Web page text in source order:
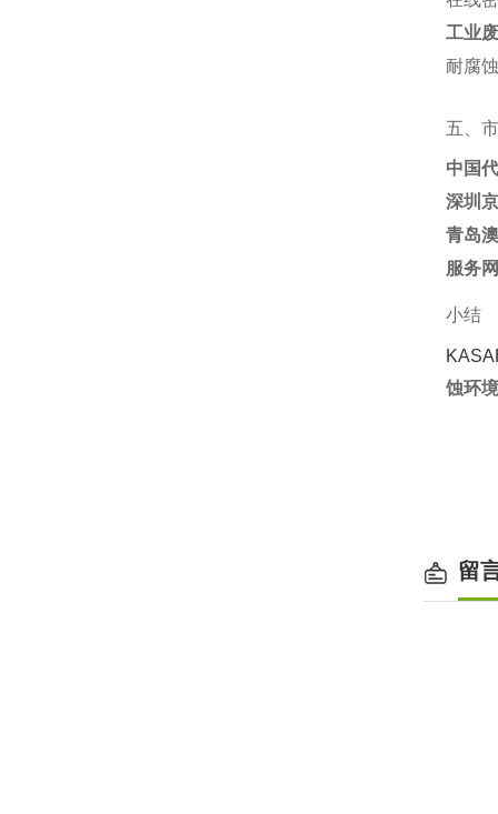
工业
耐腐
五、
中国
深圳
青岛
服务
小结
蚀环
留